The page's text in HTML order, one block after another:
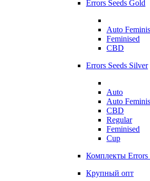
Errors Seeds Gold
Auto
Feminised
CBD
Errors Seeds Silver
Auto
Auto
CBD
Regular
Feminised
Cup
Комплекты Errors
Крупный опт